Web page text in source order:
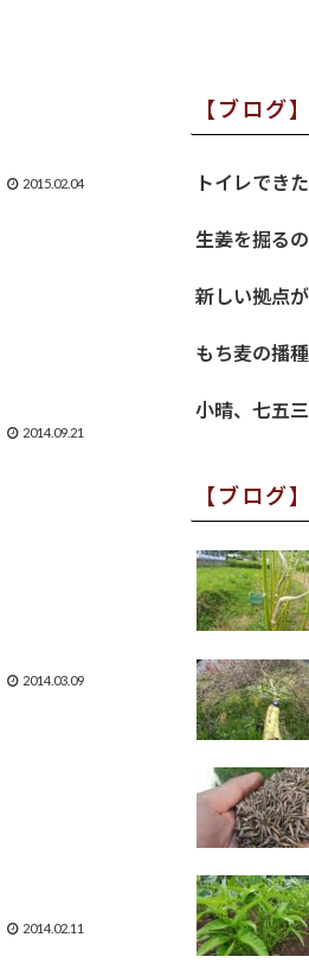
2015.02.04
2014.09.21
2014.03.09
2014.02.11
【ブログ
トイレでき
生姜を掘る
新しい拠点
もち麦の播
小晴、七五三
【ブログ